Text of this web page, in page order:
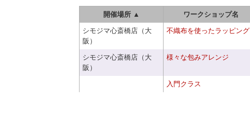
開催場所 ▲ ワークショップ名
シモジマ心斎橋店（大
阪）
不織布を使ったラッピング
シモジマ心斎橋店（大
阪）
様々な包みアレンジ
入門クラス